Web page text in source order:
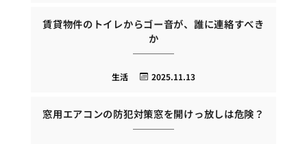
賃貸物件のトイレからゴー音が、誰に連絡すべき
か
2025.11.13
生活
窓用エアコンの防犯対策窓を開けっ放しは危険？